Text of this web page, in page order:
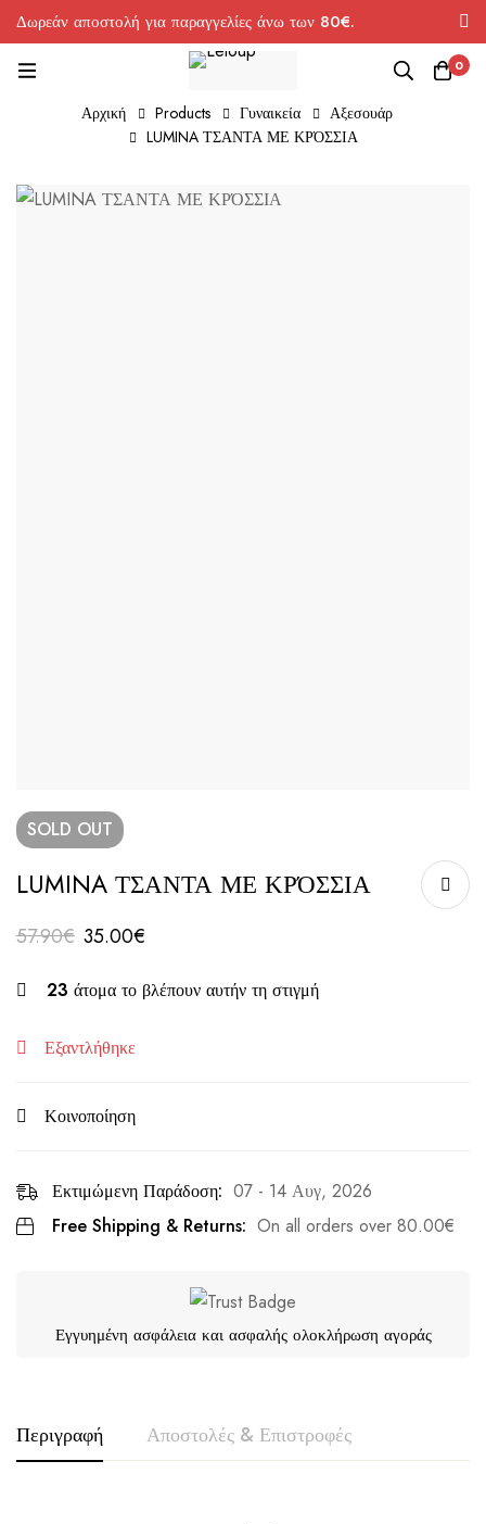
Δωρεάν αποστολή για παραγγελίες άνω των 80€.
0
Αρχική Products Γυναικεία
Αξεσουάρ
LUMINA ΤΣΑΝΤΑ ΜΕ ΚΡΌΣΣΙΑ
SOLD OUT
LUMINA ΤΣΑΝΤΑ ΜΕ ΚΡΌΣΣΙΑ
57.90€ 35.00€
23 άτομα το βλέπουν αυτήν τη στιγμή
Εξαντλήθηκε
Κοινοποίηση
Εκτιμώμενη Παράδοση: 07 - 14 Αυγ, 2026
Free Shipping & Returns: On all orders over 80.00€
Εγγυημένη ασφάλεια και ασφαλής ολοκλήρωση αγοράς
Περιγραφή Αποστολές & Επιστροφές